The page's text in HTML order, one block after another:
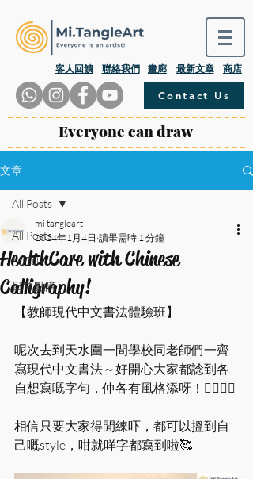
​客人回饋 畫廊
聯絡我們 最新文章 商店
Contact Us
Everyone can draw
文章
All Posts
Mi.Talk
日常點滴
All Posts
HealthCare with Chinese
Calligraphy!
mi tangleart
2024年1月4日 讀畢需時 1 分鐘
【教師現代中文書法體驗班】
呢次去到天水圍一間學校同老師們一齊
寫現代中文書法～好開心大家都諗到各
自想寫嘅字句，仲各有風格添呀！❤️‍🔥❤️‍🔥
相信只要大家得閒練吓，都可以搵到自
己嘅style，咁就咩字都寫到啦🥰